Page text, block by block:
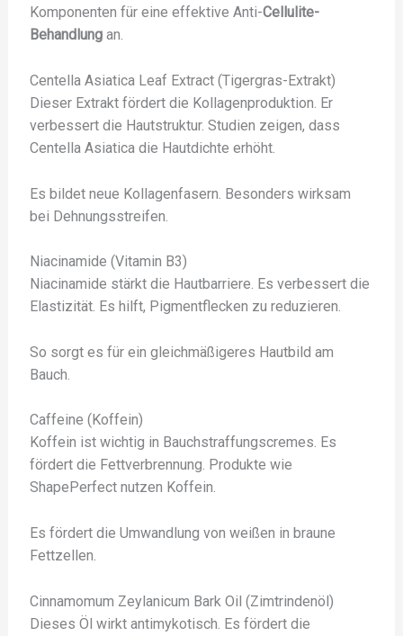
Komponenten für eine effektive Anti-Cellulite-
Behandlungan.
Centella Asiatica Leaf Extract (Tigergras-Extrakt)
Dieser Extrakt fördert die Kollagenproduktion. Er
verbessert die Hautstruktur. Studien zeigen, dass
Centella Asiatica die Hautdichte erhöht.
Es bildet neue Kollagenfasern. Besonders wirksam
bei Dehnungsstreifen.
Niacinamide (Vitamin B3)
Niacinamide stärkt die Hautbarriere. Es verbessert die
Elastizität. Es hilft, Pigmentflecken zu reduzieren.
So sorgt es für ein gleichmäßigeres Hautbild am
Bauch.
Caffeine (Koffein)
Koffein ist wichtig in Bauchstraffungscremes. Es
fördert die Fettverbrennung. Produkte wie
ShapePerfect nutzen Koffein.
Es fördert die Umwandlung von weißen in braune
Fettzellen.
Cinnamomum Zeylanicum Bark Oil (Zimtrindenöl)
Dieses Öl wirkt antimykotisch. Es fördert die